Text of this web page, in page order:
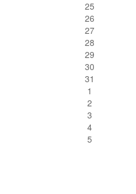
25
26
27
28
29
30
31
1
2
3
4
5